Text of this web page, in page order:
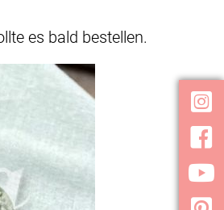
es bald bestellen.